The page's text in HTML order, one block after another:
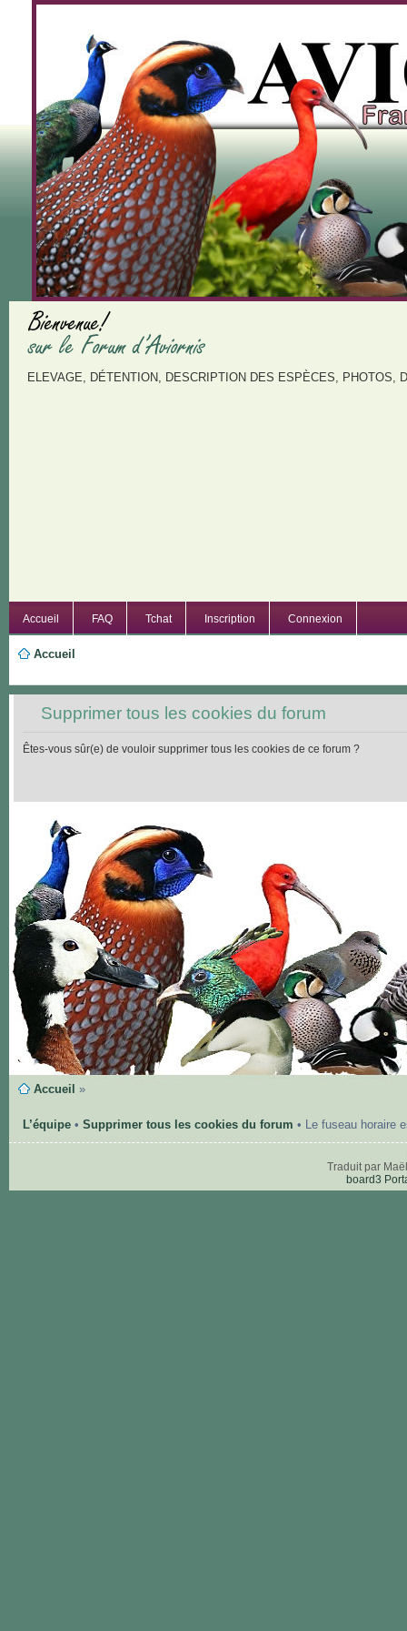
ELEVAGE, DÉTENTION, DESCRIPTION DES ESPÈCES, PHOTOS,
Accueil FAQ Tchat Inscription Connexion
Accueil
Supprimer tous les cookies du forum
Êtes-vous sûr(e) de vouloir supprimer tous les cookies de ce forum ?
Accueil »
L’équipe• Supprimer tous les cookies du forum • Le fuseau horaire
Traduit par
board3